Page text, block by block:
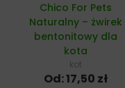
Chico For Pets
Naturalny – żwirek
bentonitowy dla
kota
kot
Od:17,50 zł